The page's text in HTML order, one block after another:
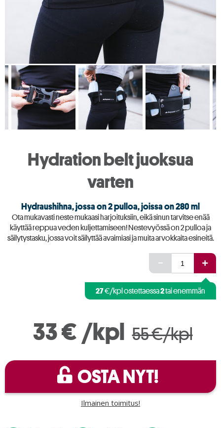
Hydration belt juoksua
varten
Hydraushihna, jossa on 2 pulloa, joissa on 280 ml
Ota mukavasti neste mukaasi harjoituksiin, eikä sinun tarvitse enää
käyttää reppua veden kuljettamiseen! Nestevyössä on 2 pulloa ja
säilytystasku, jossa voit säilyttää avaimiasi ja muita arvokkaita esineitä.
27€/kpl ostettaessa2tai enemmän
33 € /kpl 55 €/kpl
OSTA NYT!
Ilmainen toimitus!